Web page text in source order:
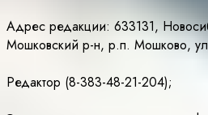
Адрес редакции: 633131,
Мошковский р-н, р.п. Мошково,
Редактор (8-383-48-21-204);